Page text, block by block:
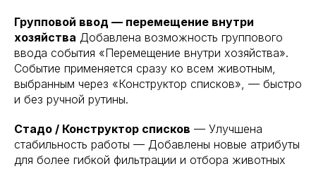
Групповой ввод — перемещение внутри
хозяйства Добавлена возможность группового
ввода события «Перемещение внутри хозяйства».
Событие применяется сразу ко всем животным,
выбранным через «Конструктор списков», — быстро
и без ручной рутины.
Стадо / Конструктор списков — Улучшена
стабильность работы — Добавлены новые атрибуты
для более гибкой фильтрации и отбора животных